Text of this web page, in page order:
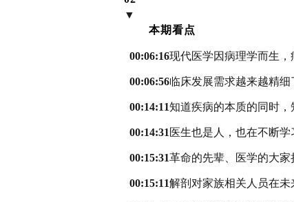
▼
本期看点
00:06:16现代医学因病理学而生
00:06:56临床发展需求越来越精
00:14:11知道疾病的本质的同时
00:14:31 医生也是人，也在不断学
00:15:31革命的先辈、医学的大家
00:15:11解剖对家族相关人员在